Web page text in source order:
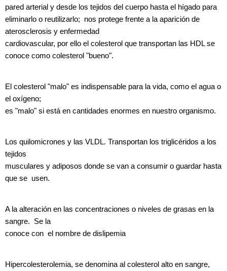
pared arterial y desde los tejidos del cuerpo hasta el hígado para
eliminarlo o reutilizarlo; nos protege frente a la aparición de
aterosclerosis y enfermedad
cardiovascular, por ello el colesterol que transportan las HDL se
conoce como colesterol "bueno".
El colesterol "malo" es indispensable para la vida, como el agua o
el oxígeno;
es "malo" si está en cantidades enormes en nuestro organismo.
Los quilomicrones y las VLDL. Transportan los triglicéridos a los
tejidos
musculares y adiposos donde se van a consumir o guardar hasta
que se usen.
A la alteración en las concentraciones o niveles de grasas en la
sangre. Se la
conoce con el nombre de dislipemia
Hipercolesterolemia, se denomina al colesterol alto en sangre,